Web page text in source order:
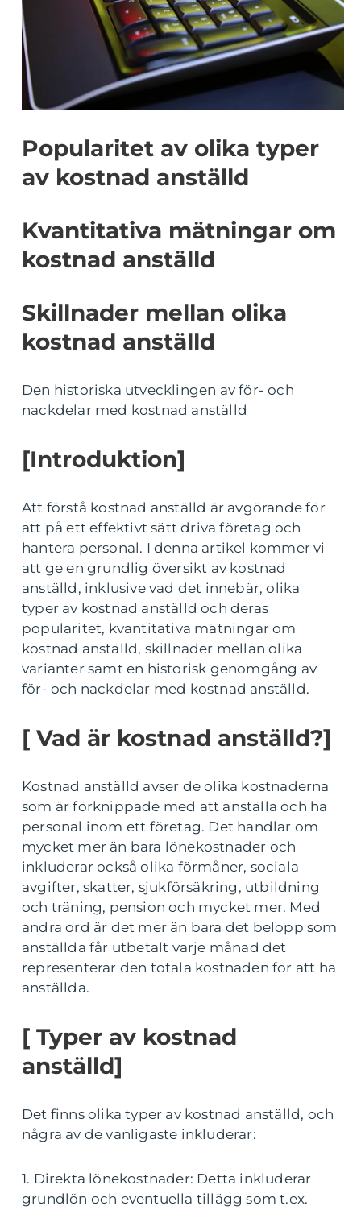
Popularitet av olika typer
av kostnad anställd
Kvantitativa mätningar om
kostnad anställd
Skillnader mellan olika
kostnad anställd
Den historiska utvecklingen av för- och
nackdelar med kostnad anställd
[Introduktion]
Att förstå kostnad anställd är avgörande för
att på ett effektivt sätt driva företag och
hantera personal. I denna artikel kommer vi
att ge en grundlig översikt av kostnad
anställd, inklusive vad det innebär, olika
typer av kostnad anställd och deras
popularitet, kvantitativa mätningar om
kostnad anställd, skillnader mellan olika
varianter samt en historisk genomgång av
för- och nackdelar med kostnad anställd.
[ Vad är kostnad anställd?]
Kostnad anställd avser de olika kostnaderna
som är förknippade med att anställa och ha
personal inom ett företag. Det handlar om
mycket mer än bara lönekostnader och
inkluderar också olika förmåner, sociala
avgifter, skatter, sjukförsäkring, utbildning
och träning, pension och mycket mer. Med
andra ord är det mer än bara det belopp som
anställda får utbetalt varje månad det
representerar den totala kostnaden för att ha
anställda.
[ Typer av kostnad
anställd]
Det finns olika typer av kostnad anställd, och
några av de vanligaste inkluderar:
1. Direkta lönekostnader: Detta inkluderar
grundlön och eventuella tillägg som t.ex.